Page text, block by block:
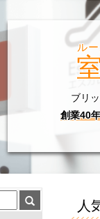
ル
ブリ
創業40
人